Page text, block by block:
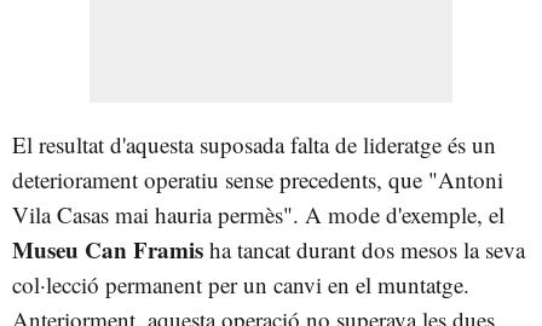
El resultat d'aquesta suposada falta de lideratge és un
deteriorament operatiu sense precedents, que "Antoni
Vila Casas mai hauria permès". A mode d'exemple, el
Museu Can Framis ha tancat durant dos mesos la seva
col·lecció permanent per un canvi en el muntatge.
Anteriorment, aquesta operació no superava les dues